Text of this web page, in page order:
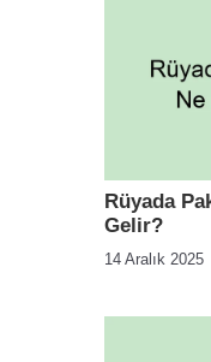
Rüyada
Gelir?
14 Aralık 2025